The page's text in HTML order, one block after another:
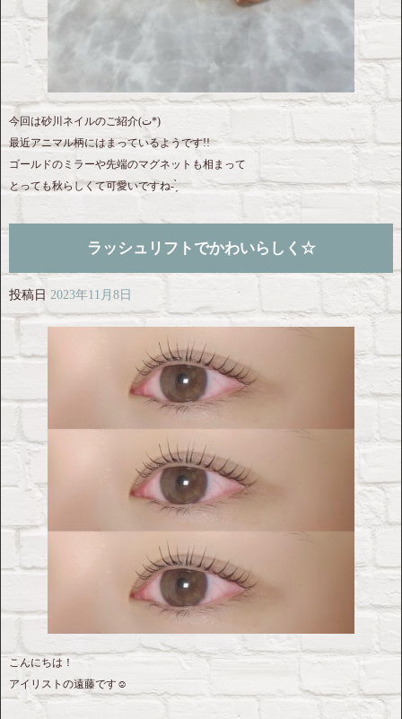
今回は砂川ネイルのご紹介‎(ت*)
最近アニマル柄にはまっているようです!!
ゴールドのミラーや先端のマグネットも相まって
とっても秋らしくて可愛いですね- ̗̀
ラッシュリフトでかわいらしく☆
投稿日 2023年11月8日
こんにちは！
アイリストの遠藤です☺︎